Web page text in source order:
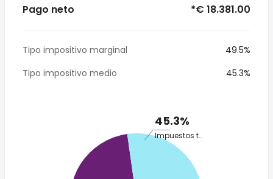
Pago neto *€ 18.381.00
Tipo impositivo marginal
49.5%
Tipo impositivo medio
45.3%
45.3%
Impuestos totales